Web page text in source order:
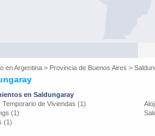
enArgentina > Provincia de Buenos Aires >
en Saldungaray
Temporario de Viviendas (1)
(1)
(1)